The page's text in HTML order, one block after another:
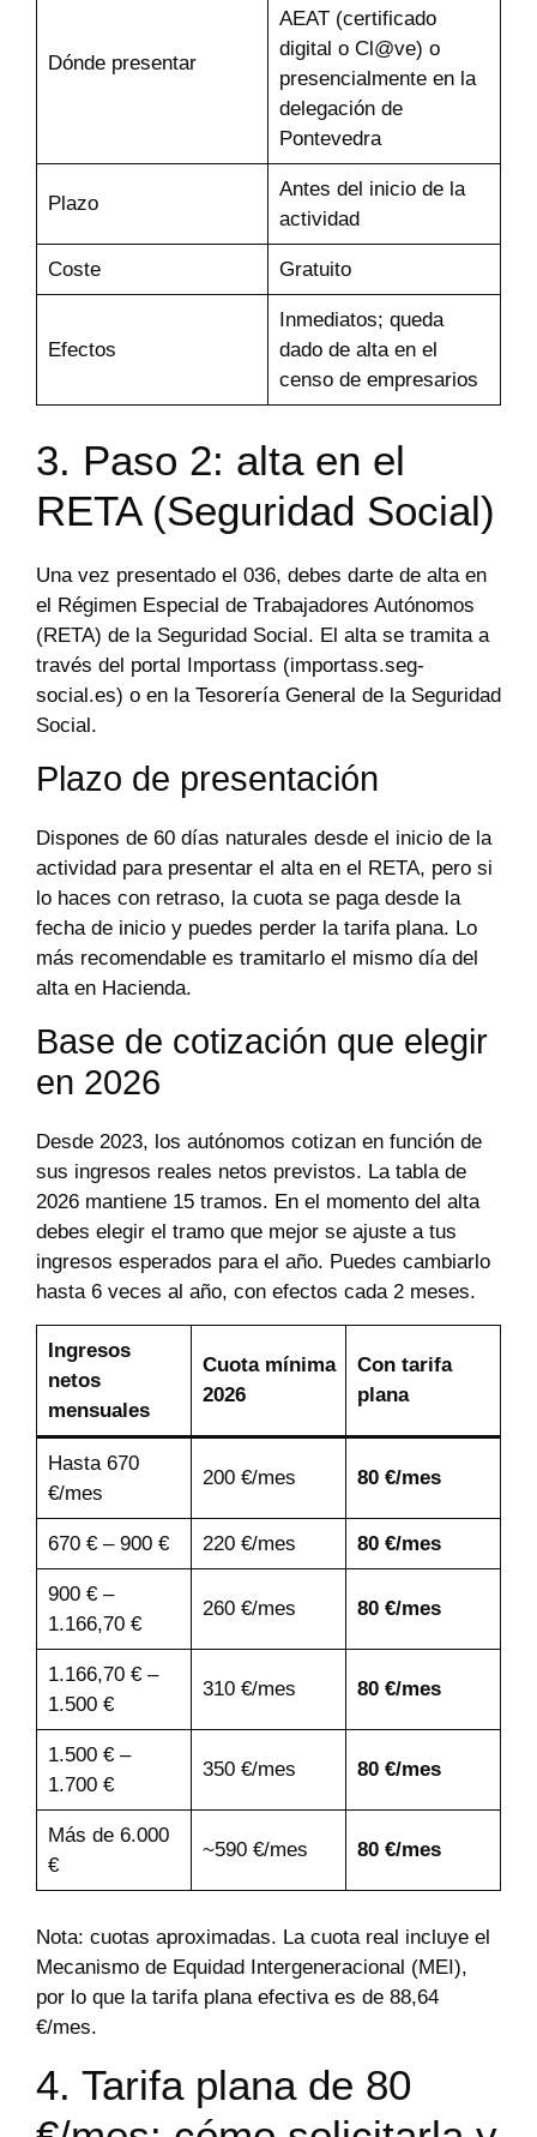
Dónde presentar
AEAT (certificado
digital o Cl@ve) o
presencialmente en la
delegación de
Pontevedra
Plazo
Antes del inicio de la
actividad
Coste Gratuito
Efectos
Inmediatos; queda
dado de alta en el
censo de empresarios
3. Paso 2: alta en el
RETA (Seguridad Social)
Una vez presentado el 036, debes darte de alta en
el Régimen Especial de Trabajadores Autónomos
(RETA) de la Seguridad Social. El alta se tramita a
través del portal Importass (importass.seg-
social.es) o en la Tesorería General de la Seguridad
Social.
Plazo de presentación
Dispones de 60 días naturales desde el inicio de la
actividad para presentar el alta en el RETA, pero si
lo haces con retraso, la cuota se paga desde la
fecha de inicio y puedes perder la tarifa plana. Lo
más recomendable es tramitarlo el mismo día del
alta en Hacienda.
Base de cotización que elegir
en 2026
Desde 2023, los autónomos cotizan en función de
sus ingresos reales netos previstos. La tabla de
2026 mantiene 15 tramos. En el momento del alta
debes elegir el tramo que mejor se ajuste a tus
ingresos esperados para el año. Puedes cambiarlo
hasta 6 veces al año, con efectos cada 2 meses.
Ingresos
netos
mensuales
Cuota mínima
2026
Con tarifa
plana
Hasta 670
€/mes
200 €/mes 80 €/mes
670 € – 900 € 220 €/mes 80 €/mes
900 € –
1.166,70 €
260 €/mes 80 €/mes
1.166,70 € –
1.500 €
310 €/mes 80 €/mes
1.500 € –
1.700 €
350 €/mes 80 €/mes
Más de 6.000
€
~590 €/mes 80 €/mes
Nota: cuotas aproximadas. La cuota real incluye el
Mecanismo de Equidad Intergeneracional (MEI),
por lo que la tarifa plana efectiva es de 88,64
€/mes.
4. Tarifa plana de 80